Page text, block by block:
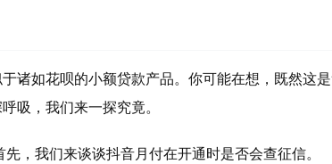
诸如花呗的小额贷款产品。你可能在想，既然这
吸，我们来一探究竟。
，我们来谈谈抖音月付在开通时是否会查征信。